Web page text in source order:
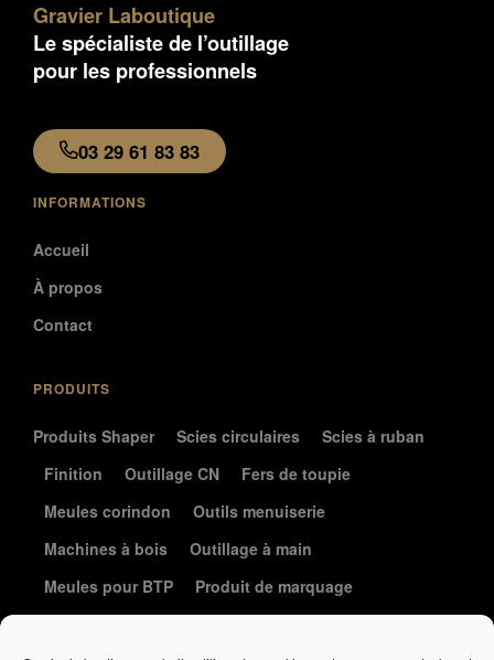
Gravier Laboutique
Le spécialiste de l’outillage
pour les professionnels
03 29 61 83 83
INFORMATIONS
Accueil
À propos
Contact
PRODUITS
Produits Shaper Scies circulaires
Scies à ruban
Finition
Outillage CN
Fers de toupie
Meules corindon
Outils menuiserie
Machines à bois
Outillage à main
Meules pour BTP
Produit de marquage